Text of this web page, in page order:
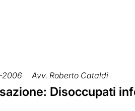
2006 Avv. Roberto Cataldi
Disoccupati